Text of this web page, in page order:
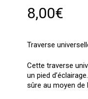
8,00€
Traverse
Cette traverse
un pied
sûre au moyen de